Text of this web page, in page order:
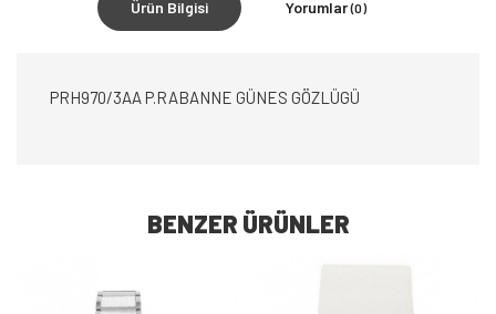
Ürün Bilgisi Yorumlar(0)
PRH970/3AA P.RABANNE GÜNES GÖZLÜGÜ
BENZER ÜRÜNLER